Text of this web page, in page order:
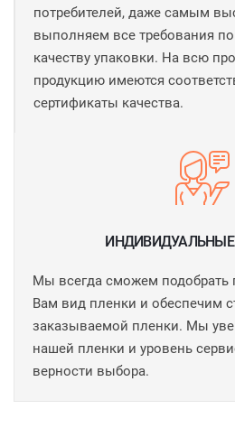
потребителей, даже самым
выполняем все требования по
качеству упаковки. На всю
продукцию имеются
сертификаты качества.
Мы всегда сможем подобрать
Вам вид пленки и обеспечим
заказываемой пленки. Мы
нашей пленки и уровень
верности выбора.